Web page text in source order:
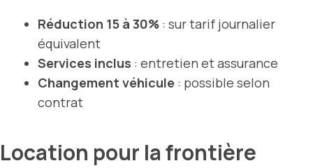
Réduction 15 à 30% : sur tarif journalier
équivalent
Services inclus : entretien et assurance
Changement véhicule : possible selon
contrat
Location pour la frontière